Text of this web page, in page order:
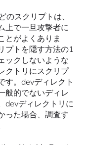
のスクリプトは、
上で一旦攻撃者に
とがよくありま
プトを隠す方法の1
ックしないような
クトリにスクリプ
す。devディレクト
般的でないディレ
devディレクトリに
った場合、調査す